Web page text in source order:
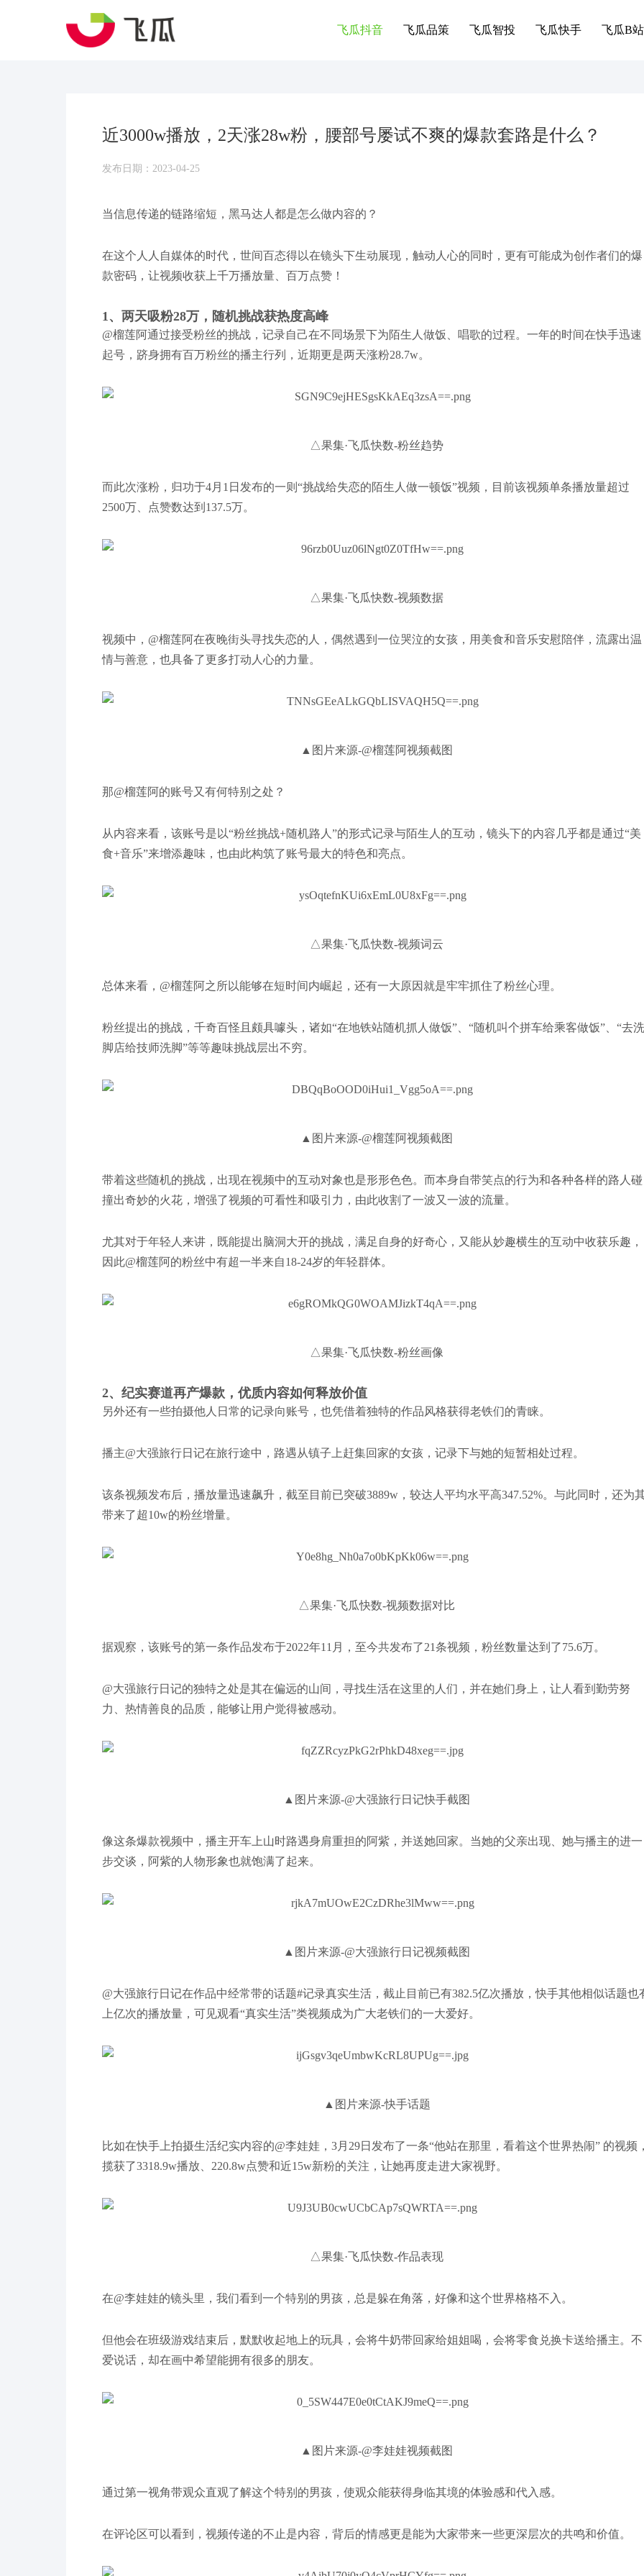
飞瓜抖音 飞瓜品策 飞瓜智投 飞瓜快手 飞瓜B站
近3000w播放，2天涨28w粉，腰部号屡试不爽的爆款套路是什么？
发布日期：2023-04-25
当信息传递的链路缩短，黑马达人都是怎么做内容的？
在这个人人自媒体的时代，世间百态得以在镜头下生动展现，触动人心的同时，更有可能成为创作者们的爆
款密码，让视频收获上千万播放量、百万点赞！
1、两天吸粉28万，随机挑战获热度高峰
@榴莲阿通过接受粉丝的挑战，记录自己在不同场景下为陌生人做饭、唱歌的过程。一年的时间在快手迅速
起号，跻身拥有百万粉丝的播主行列，近期更是两天涨粉28.7w。
△果集·飞瓜快数-粉丝趋势
而此次涨粉，归功于4月1日发布的一则“挑战给失恋的陌生人做一顿饭”视频，目前该视频单条播放量超过
2500万、点赞数达到137.5万。
△果集·飞瓜快数-视频数据
视频中，@榴莲阿在夜晚街头寻找失恋的人，偶然遇到一位哭泣的女孩，用美食和音乐安慰陪伴，流露出温
情与善意，也具备了更多打动人心的力量。
▲图片来源-@榴莲阿视频截图
那@榴莲阿的账号又有何特别之处？
从内容来看，该账号是以“粉丝挑战+随机路人”的形式记录与陌生人的互动，镜头下的内容几乎都是通过“美
食+音乐”来增添趣味，也由此构筑了账号最大的特色和亮点。
△果集·飞瓜快数-视频词云
总体来看，@榴莲阿之所以能够在短时间内崛起，还有一大原因就是牢牢抓住了粉丝心理。
粉丝提出的挑战，千奇百怪且颇具噱头，诸如“在地铁站随机抓人做饭”、“随机叫个拼车给乘客做饭”、“去洗
脚店给技师洗脚”等等趣味挑战层出不穷。
▲图片来源-@榴莲阿视频截图
带着这些随机的挑战，出现在视频中的互动对象也是形形色色。而本身自带笑点的行为和各种各样的路人碰
撞出奇妙的火花，增强了视频的可看性和吸引力，由此收割了一波又一波的流量。
尤其对于年轻人来讲，既能提出脑洞大开的挑战，满足自身的好奇心，又能从妙趣横生的互动中收获乐趣，
因此@榴莲阿的粉丝中有超一半来自18-24岁的年轻群体。
△果集·飞瓜快数-粉丝画像
2、纪实赛道再产爆款，优质内容如何释放价值
另外还有一些拍摄他人日常的记录向账号，也凭借着独特的作品风格获得老铁们的青睐。
播主@大强旅行日记在旅行途中，路遇从镇子上赶集回家的女孩，记录下与她的短暂相处过程。
该条视频发布后，播放量迅速飙升，截至目前已突破3889w，较达人平均水平高347.52%。与此同时，还为
带来了超10w的粉丝增量。
△果集·飞瓜快数-视频数据对比
据观察，该账号的第一条作品发布于2022年11月，至今共发布了21条视频，粉丝数量达到了75.6万。
@大强旅行日记的独特之处是其在偏远的山间，寻找生活在这里的人们，并在她们身上，让人看到勤劳努
力、热情善良的品质，能够让用户觉得被感动。
▲图片来源-@大强旅行日记快手截图
像这条爆款视频中，播主开车上山时路遇身肩重担的阿紫，并送她回家。当她的父亲出现、她与播主的进一
步交谈，阿紫的人物形象也就饱满了起来。
▲图片来源-@大强旅行日记视频截图
@大强旅行日记在作品中经常带的话题#记录真实生活，截止目前已有382.5亿次播放，快手其他相似话题也
上亿次的播放量，可见观看“真实生活”类视频成为广大老铁们的一大爱好。
▲图片来源-快手话题
比如在快手上拍摄生活纪实内容的@李娃娃，3月29日发布了一条“他站在那里，看着这个世界热闹” 的视频
揽获了3318.9w播放、220.8w点赞和近15w新粉的关注，让她再度走进大家视野。
△果集·飞瓜快数-作品表现
在@李娃娃的镜头里，我们看到一个特别的男孩，总是躲在角落，好像和这个世界格格不入。
但他会在班级游戏结束后，默默收起地上的玩具，会将牛奶带回家给姐姐喝，会将零食兑换卡送给播主。不
爱说话，却在画中希望能拥有很多的朋友。
▲图片来源-@李娃娃视频截图
通过第一视角带观众直观了解这个特别的男孩，使观众能获得身临其境的体验感和代入感。
在评论区可以看到，视频传递的不止是内容，背后的情感更是能为大家带来一些更深层次的共鸣和价值。